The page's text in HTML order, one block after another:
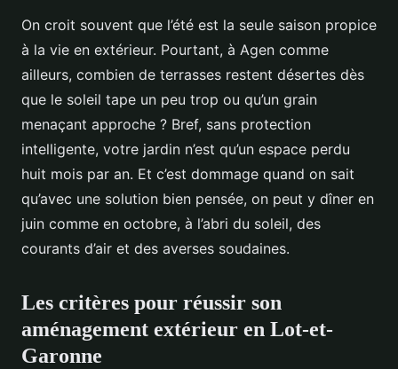
On croit souvent que l’été est la seule saison propice
à la vie en extérieur. Pourtant, à Agen comme
ailleurs, combien de terrasses restent désertes dès
que le soleil tape un peu trop ou qu’un grain
menaçant approche ? Bref, sans protection
intelligente, votre jardin n’est qu’un espace perdu
huit mois par an. Et c’est dommage quand on sait
qu’avec une solution bien pensée, on peut y dîner en
juin comme en octobre, à l’abri du soleil, des
courants d’air et des averses soudaines.
Les critères pour réussir son
aménagement extérieur en Lot-et-
Garonne